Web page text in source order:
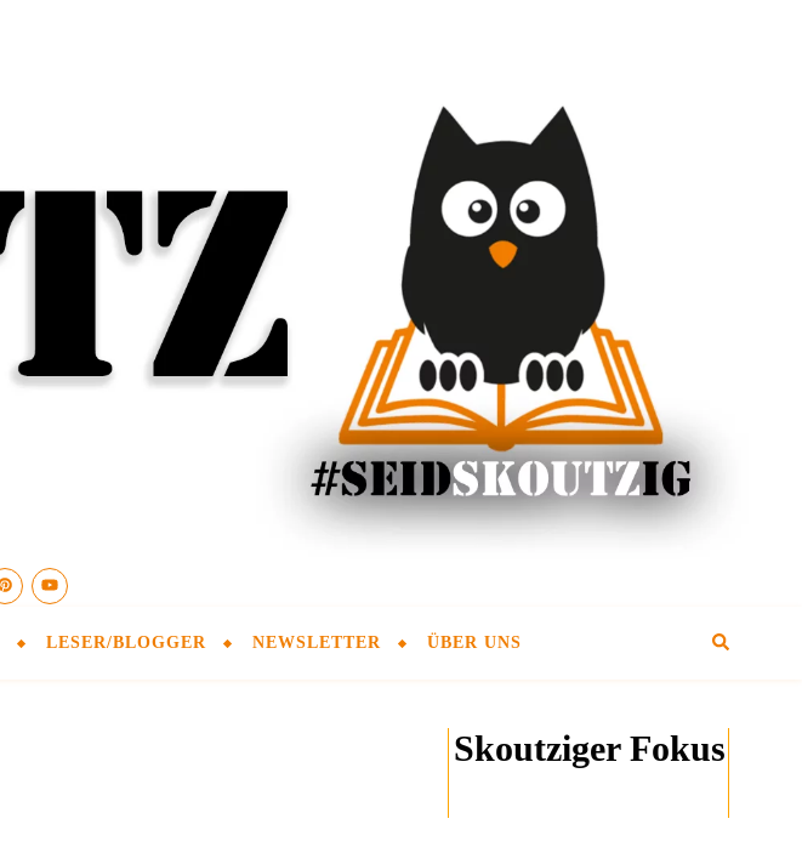
LESER/BLOGGER NEWSLETTER ÜBER UNS
Skoutziger Fokus